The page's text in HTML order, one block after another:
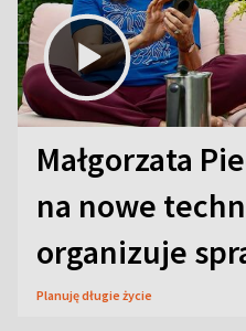
Małgorzata
na nowe
organizuje
Planuję długie życie